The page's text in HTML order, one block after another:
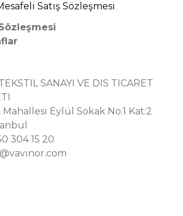
Satış Sözleşmesi
SANAYI VE DIS TICARET
Eylül Sokak No:1 Kat:2
304 15 20